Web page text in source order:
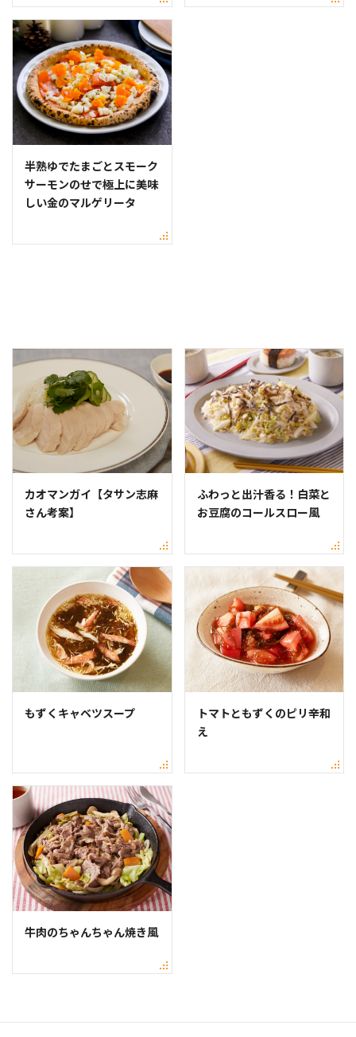
半熟ゆでたまごとスモーク
サーモンのせで極上に美味
しい金のマルゲリータ
カオマンガイ【タサン志麻
さん考案】
ふわっと出汁香る！白菜と
お豆腐のコールスロー風
もずくキャベツスープ
トマトともずくのピリ辛和
え
牛肉のちゃんちゃん焼き風